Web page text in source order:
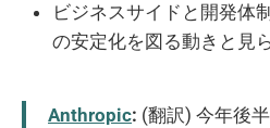
ビジネスサイドと開発体
の安定化を図る動きと見
Anthropic: (翻訳) 今年後